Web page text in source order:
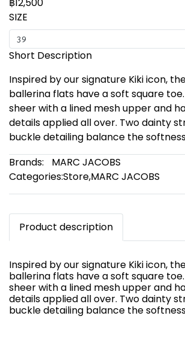
SIZE
39
Short Description
Inspired by our signature Kiki icon,
ballerina flats have a soft square
sheer with a lined mesh upper and
details applied all over. Two dainty
buckle detailing balance the
Brands:
MARC JACOBS
Categories:Store,MARC JACOBS
Product description
Inspired by our signature Kiki icon,
ballerina flats have a soft square
sheer with a lined mesh upper and
details applied all over. Two dainty
buckle detailing balance the